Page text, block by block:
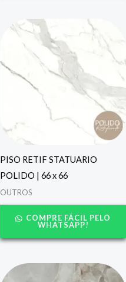
PISO RETIF STATUARIO
POLIDO | 66 x 66
OUTROS
COMPRE FÁCIL PELO
WHATSAPP!